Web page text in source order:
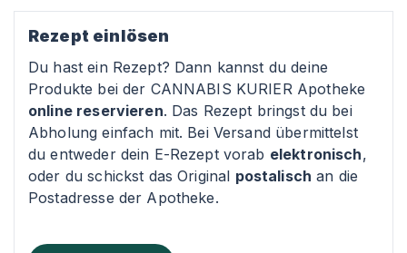
Rezept einlösen
Du hast ein Rezept? Dann kannst du deine
Produkte bei der CANNABIS KURIER Apotheke
online reservieren. Das Rezept bringst du bei
Abholung einfach mit. Bei Versand übermittelst
du entweder dein E-Rezept vorab elektronisch,
oder du schickst das Original postalisch an die
Postadresse der Apotheke.